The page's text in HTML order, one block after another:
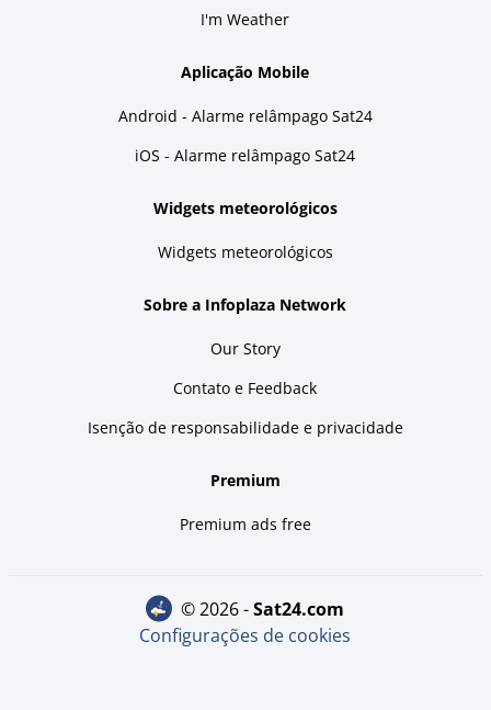
I'm Weather
Aplicação Mobile
Android - Alarme relâmpago Sat24
iOS - Alarme relâmpago Sat24
Widgets meteorológicos
Widgets meteorológicos
Sobre a Infoplaza Network
Our Story
Contato e Feedback
Isenção de responsabilidade e privacidade
Premium
Premium ads free
© 2026 - sat24.com
Configurações de cookies